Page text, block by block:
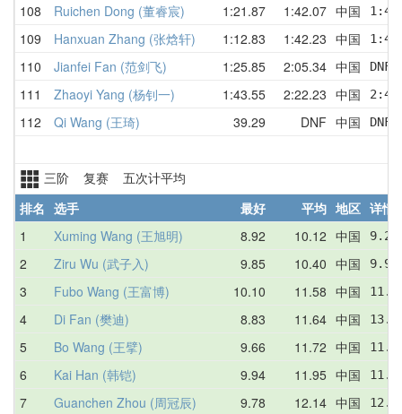
108 Ruichen Dong (董睿宸) 1:21.87 1:42.07 中国
109 Hanxuan Zhang (张焓轩) 1:12.83 1:42.23 中国
110 Jianfei Fan (范剑飞) 1:25.85 2:05.34 中国
111 Zhaoyi Yang (杨钊一) 1:43.55 2:22.23 中国
112 Qi Wang (王琦) 39.29 DNF 中国
三阶 复赛 五次计平均
排名 选手 最好 平均 地区 详情
1
Xuming Wang (王旭明) 8.92 10.12 中国
2 Ziru Wu (武子入) 9.85 10.40 中国
3 Fubo Wang (王富博) 10.10 11.58 中国
4 Di Fan (樊迪) 8.83 11.64 中国
5 Bo Wang (王擘) 9.66 11.72 中国
6 Kai Han (韩铠) 9.94 11.95 中国
7 Guanchen Zhou (周冠辰) 9.78 12.14 中国